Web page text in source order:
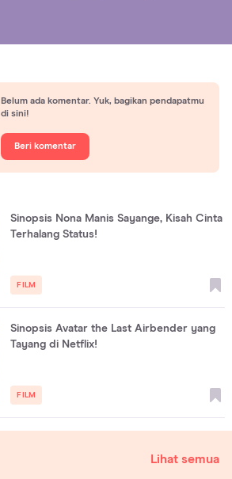
Belum ada komentar. Yuk, bagikan pendapatmu
di sini!
Beri komentar
Sinopsis Nona Manis Sayange, Kisah Cinta
Terhalang Status!
FILM
Sinopsis Avatar the Last Airbender yang
Tayang di Netflix!
FILM
Lihat semua